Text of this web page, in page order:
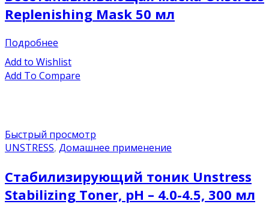
Replenishing Mask 50 мл
Подробнее
Add to Wishlist
Add To Compare
Быстрый просмотр
UNSTRESS, Домашнее применение
Стабилизирующий тоник Unstress
Stabilizing Toner, pH – 4.0-4.5, 300 мл